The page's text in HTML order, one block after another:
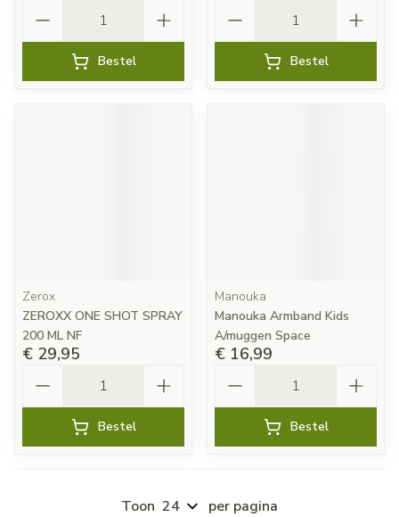
Bestel Bestel
Zerox
ZEROXX ONE SHOT SPRAY
200 ML NF
€ 29,95
Bestel
Manouka
Manouka Armband Kids
A/muggen Space
€ 16,99
Bestel
Toon per pagina